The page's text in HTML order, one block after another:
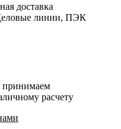
доставка
линии, ПЭК
расчету